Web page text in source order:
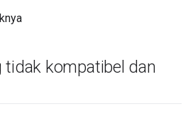
tidak kompatibel dan